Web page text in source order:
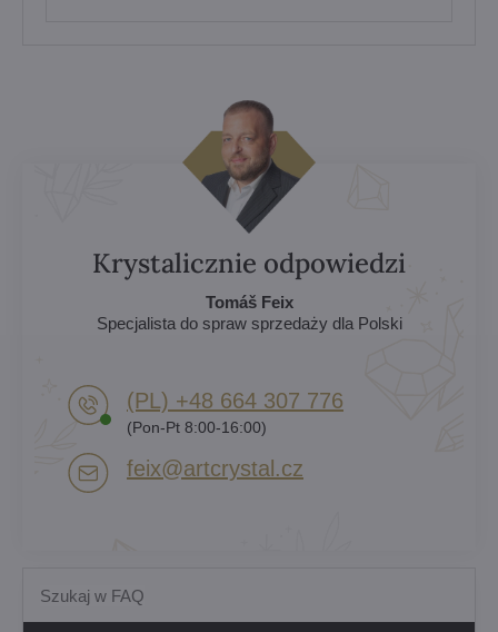
Krystalicznie odpowiedzi
Tomáš Feix
Specjalista do spraw sprzedaży dla Polski
(PL) +48 664 307 776
(Pon-Pt 8:00-16:00)
feix​@artcrystal​.cz